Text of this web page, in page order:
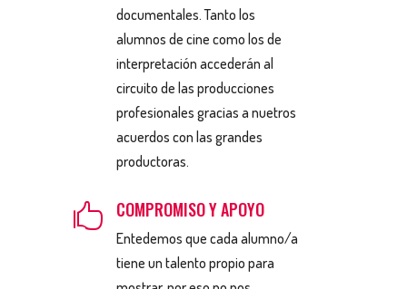
documentales. Tanto los
alumnos de cine como los de
interpretación accederán al
circuito de las producciones
profesionales gracias a nuetros
acuerdos con las grandes
productoras.
 COMPROMISO Y APOYO
Entedemos que cada alumno/a
tiene un talento propio para